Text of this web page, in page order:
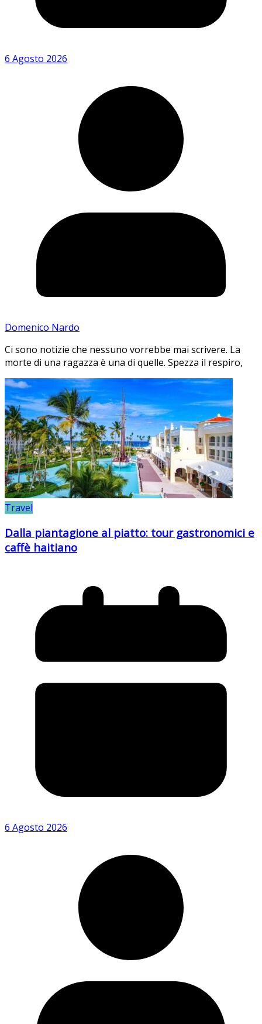
6 Agosto 2026
Domenico Nardo
Ci sono notizie che nessuno vorrebbe mai scrivere. La
morte di una ragazza è una di quelle. Spezza il respiro,
Travel
Dalla piantagione al piatto: tour gastronomici e
caffè haitiano
6 Agosto 2026